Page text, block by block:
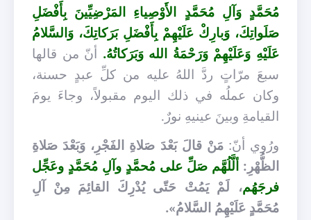
مُحَمَّدٍ وَآلِ مُحَمَّدٍ الأَوْصِياءِ المَرْضِيِّينَ بِأَفْضَلِ
صَلَواتِكَ، وَبارِكْ عَلَيْهِمْ بِأَفْضَلِ بَرَكاتِكَ، وَالسَّلامُ
عَلَيْهِ وَعَلَيْهِمْ وَرَحْمَةُ الله وَبَرَكاتُهُ. أنّ من قالها
سبعَ مرّاتٍ ردَّ اللهُ عليه من كلِّ عبدٍ حسنة،
وكان عملُه في ذلك اليوم مقبولاً، وجاءَ يومَ
القيامةِ وبينَ عينيهِ نورٌ.
ورُوي أنّ:مَنْ قالَ بَعْدَ صَلاةِ الفَجْرِ، وَبَعْدَ صَلاةِ
الظُّهْرِ:ألَّلُهَّم صَلِّ على مُحمَّدٍ وآلِ مُحَمَّدٍ وعَجِّل
فرجَهُم، لَمْ يَمُتْ حَتّى يُدْرِكَ القائِمَ مِنْ آلِ
مُحَمَّدٍ عَلَيْهِمُ السَّلامُ».